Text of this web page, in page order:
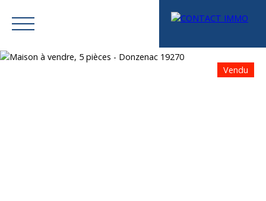
Vendu